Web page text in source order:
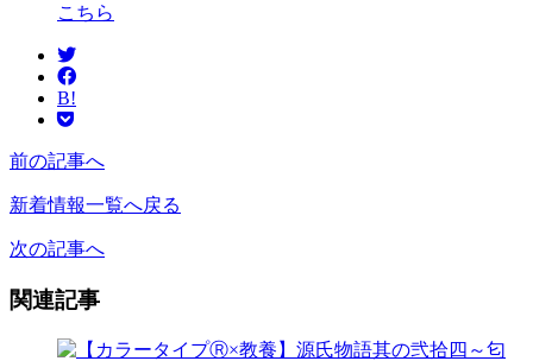
こちら
B!
前の記事へ
新着情報一覧へ戻る
次の記事へ
関連記事